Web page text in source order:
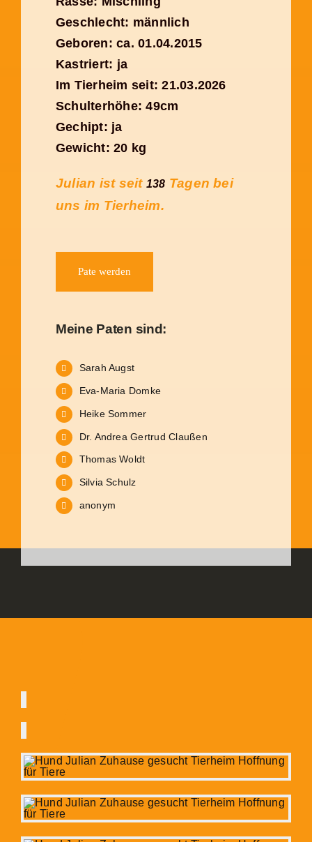
Geschlecht: männlich
Geboren: ca. 01.04.2015
Kastriert: ja
Im Tierheim seit: 21.03.2026
Schulterhöhe: 49cm
Gechipt: ja
Gewicht: 20 kg
Julian ist seit 138 Tagen bei
uns im Tierheim.
Pate werden
Meine Paten sind:
Sarah Augst
Eva-Maria Domke
Heike Sommer
Dr. Andrea Gertrud Claußen
Thomas Woldt
Silvia Schulz
anonym